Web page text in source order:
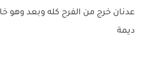
عدنان خرج من الفرح كله وبعد وهو
ديمة